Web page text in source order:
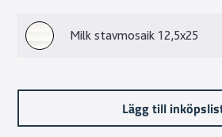
Milk stavmosaik 12,5x25
Lägg till